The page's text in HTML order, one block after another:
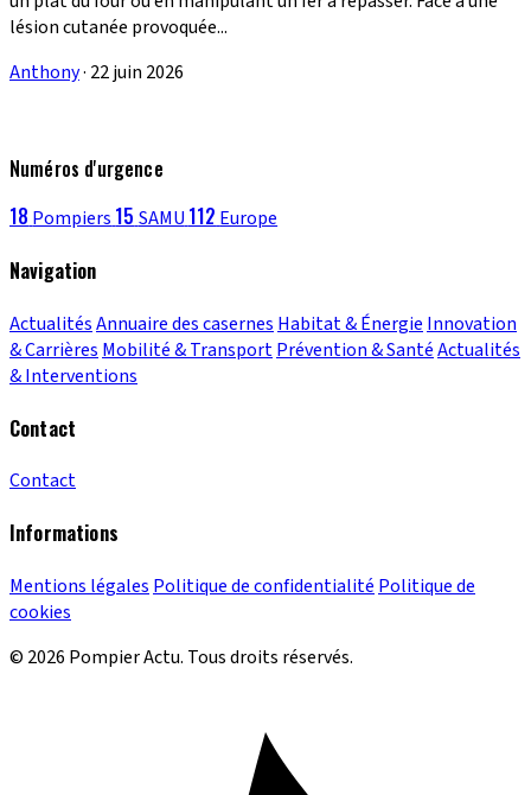
lésion cutanée provoquée...
Anthony· 22 juin 2026
Numéros d'urgence
18 Pompiers 15 SAMU 112 Europe
Navigation
ActualitésAnnuaire des casernes Habitat & Énergie Innovation
& Carrières Mobilité & TransportPrévention & SantéActualités
& Interventions
Contact
Contact
Informations
Mentions légales Politique de confidentialité Politique de
cookies
© 2026 Pompier Actu. Tous droits réservés.